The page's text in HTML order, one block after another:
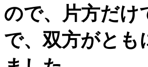
ので、片方だけ
で、双方がとも